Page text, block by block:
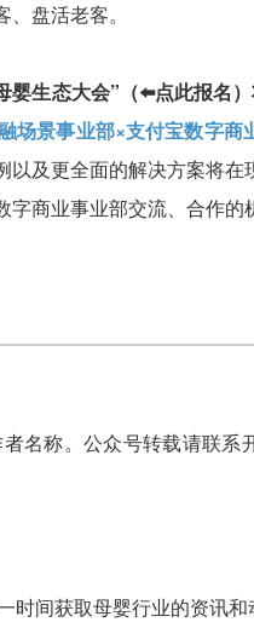
盘活老客。
婴生态大会”（⬅️点此报名
场景事业部×支付宝数字商
及更全面的解决方案将在
商业事业部交流、合作的
名称。公众号转载请联系
时间获取母婴行业的资讯和